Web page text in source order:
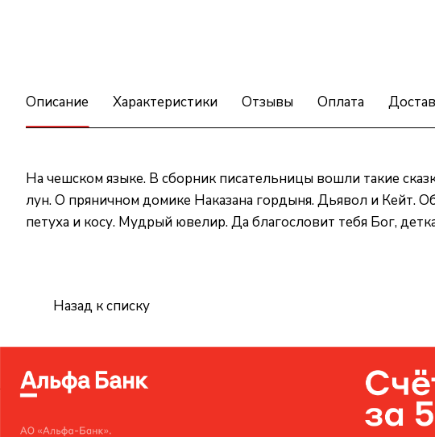
Описание Характеристики Отзывы Оплата
На чешском языке. В сборник писательницы вошли такие
лун. О пряничном домике Наказана гордыня. Дьявол и Кейт.
петуха и косу. Мудрый ювелир. Да благословит тебя Бог,
Назад к списку